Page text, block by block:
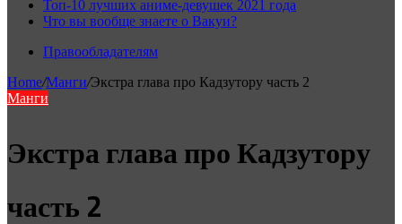
Топ-10 лучших аниме-девушек 2021 года
Что вы вообще знаете о Вакуи?
Правообладателям
Home/Манги/Экстра глава про Кадзутору часть 2
Манги
Экстра глава про Кадзутору
часть 2